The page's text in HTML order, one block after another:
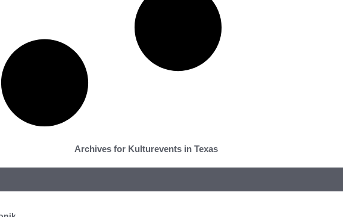
Archives for Kulturevents in Texas